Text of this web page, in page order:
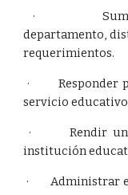
·
departamento,
requerimientos.
· Responder
servicio
· Rendir un
institución
· Administrar el